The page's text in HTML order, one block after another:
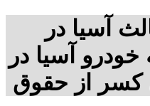
آسیا در
خودرو آسیا در
کسر از حقوق